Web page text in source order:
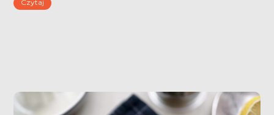
tłuszcze nadające się do podgrzewania i smażenia,
Czytaj